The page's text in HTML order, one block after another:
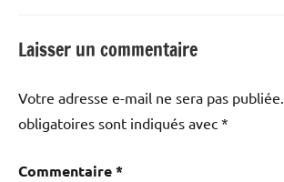
Laisser un commentaire
Votre adresse e-mail ne sera pas publiée.
obligatoires sont indiqués avec *
Commentaire*